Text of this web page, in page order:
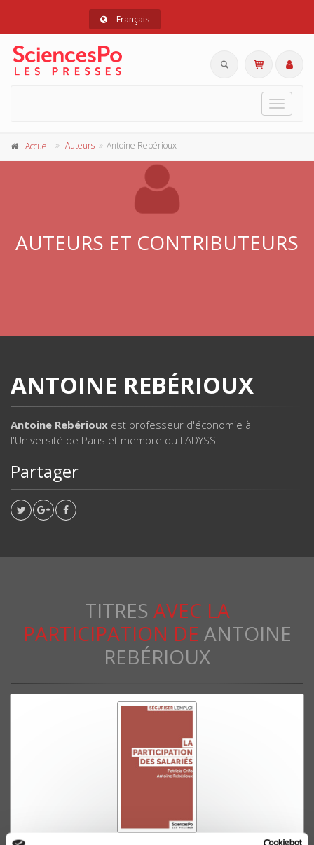
Français
Toggle
Accueil Auteurs Antoine Rebérioux
AUTEURS ET CONTRIBUTEURS
ANTOINE REBÉRIOUX
Antoine Rebérioux est professeur d'économie à
l'Université de Paris et membre du LADYSS.
Partager
TITRES AVEC LA
PARTICIPATION DE ANTOINE
REBÉRIOUX